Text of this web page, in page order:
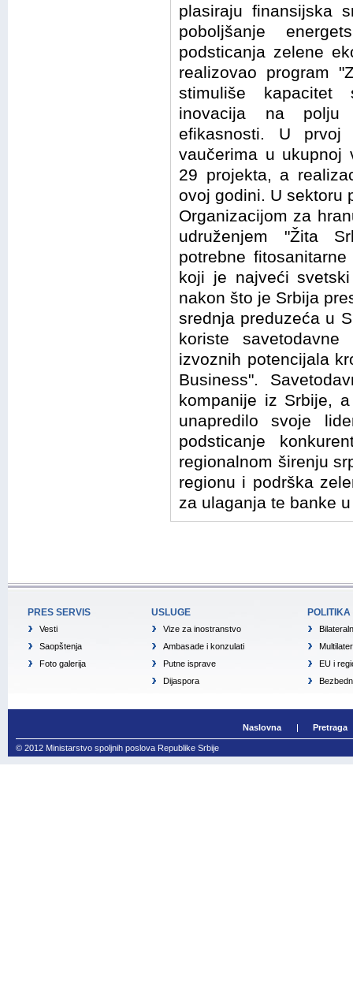
plasiraju finansijska
poboljšanje
podsticanja zelene
realizovao program
stimuliše kapacitet
inovacija na polju
efikasnosti. U
vaučerima u ukupnoj
29 projekta, a
ovoj godini. U sektoru
Organizacijom za
udruženjem "Žita
potrebne
koji je najveći
nakon što je Srbija
srednja preduzeća u
koriste
izvoznih potencijala
Business".
kompanije iz Srbije,
unapredilo svoje
podsticanje
regionalnom širenju
regionu i podrška
za ulaganja te banke
PRES SERVIS
Vesti
Saopštenja
Foto galerija
USLUGE
Vize za inostranstvo
Ambasade i konzulati
Putne isprave
Dijaspora
POLITIKA
EU i
Naslovna Pretraga
© 2012 Ministarstvo spoljnih poslova Republike Srbije